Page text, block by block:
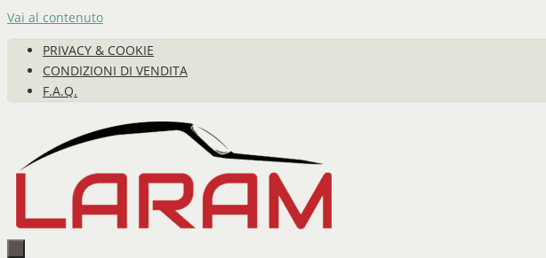
Vai al contenuto
PRIVACY & COOKIE
CONDIZIONI DI VENDITA
F.A.Q.